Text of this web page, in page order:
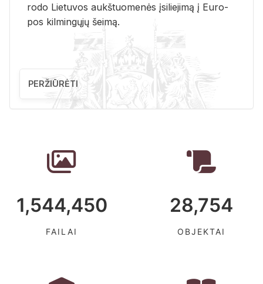
ro­do Lie­tu­vos aukš­tuo­me­nės įsi­lie­ji­mą į Eu­ro­
pos kil­min­gų­jų šei­mą.
PERŽIŪRĖTI
1,544,450
FAILAI
28,754
OBJEKTAI